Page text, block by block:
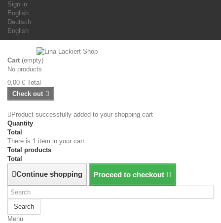
Sign in
English
Deutsch
English
Cart (empty)
No products
0,00 € Total
Check out
Product successfully added to your shopping cart
Quantity
Total
There is 1 item in your cart.
Total products
Total
Continue shopping Proceed to checkout
Search
Menu